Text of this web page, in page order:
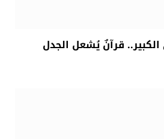
قرآنٌ يُشعل الجدل